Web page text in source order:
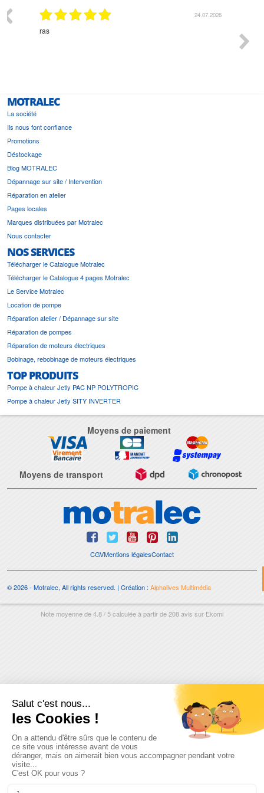
24.07.2026
ras
MOTRALEC
La société
Ils nous font confiance
Promotions
Déstockage
Blog MOTRALEC
Dépannage sur site / Intervention
Réparation en atelier
Pages locales
Marques distribuées par Motralec
Nous contacter
NOS SERVICES
Télécharger le Catalogue Motralec
Télécharger le Catalogue 4 pages Motralec
Le Service Motralec
Location de pompe
Réparation atelier / Dépannage sur site
Réparation de pompes
Réparation de moteurs électriques
Bobinage, rebobinage de moteurs électriques
TOP PRODUITS
Pompe à chaleur Jetly PAC NP POLYTROPIC
Pompe à chaleur Jetly SITY INVERTER
Moyens de paiement
Moyens de transport
CGVMentions légalesContact
© 2026 - Motralec, All rights reserved. | Création : Alphalives Multimédia
Note moyenne de4.8/5calculée à partir de208avis sur Ekomi